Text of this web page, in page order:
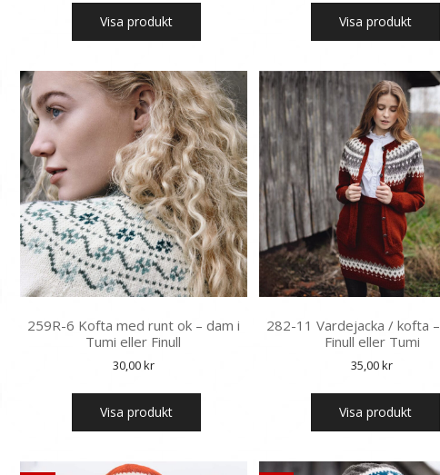
Visa produkt Visa produkt
259R-6 Kofta med runt ok – dam i
Tumi eller Finull
30,00kr
Visa produkt
282-11 Vardejacka / kofta
Finull eller Tumi
35,00kr
Visa produkt